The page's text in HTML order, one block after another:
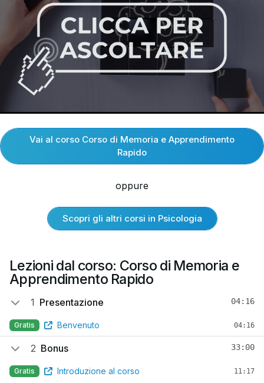
Vai al corso Corso di Memoria e Apprendimento
Rapido
oppure
Scopri gli altri corsi in Psicologia
Lezioni dal corso: Corso di Memoria e
Apprendimento Rapido
1 Presentazione 04:16
Gratis Benvenuto 04:16
2 Bonus 33:00
Gratis Introduzione al corso 11:17